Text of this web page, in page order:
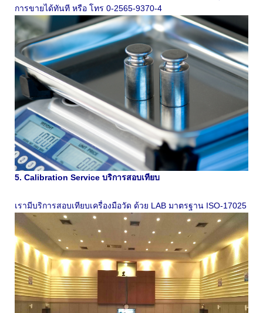
การขายได้ทันที หรือ โทร 0-2565-9370-4
5. Calibration Service บริการสอบเทียบ
เรามีบริการสอบเทียบเครื่องมือวัด ด้วย LAB มาตรฐาน ISO-17025